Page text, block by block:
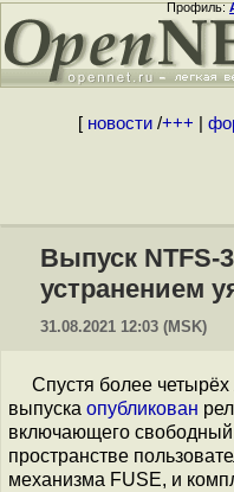
Профиль:
[ новости/+++
Выпуск NTFS-
устранением
31.08.2021 12:03 (MSK)
Спустя более
выпуска опубликован
включающего
пространстве
механизма FUSE, и